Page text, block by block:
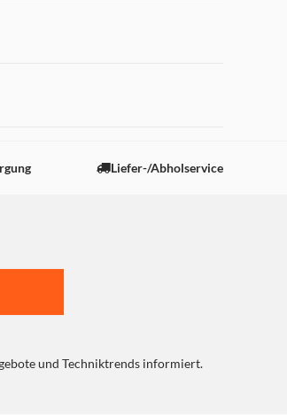
Liefer-/Abholservice
und Techniktrends informiert.